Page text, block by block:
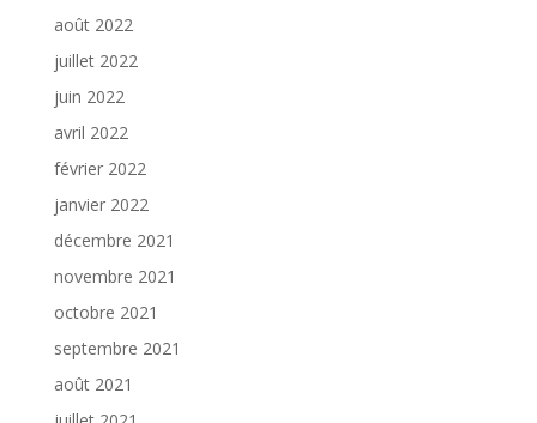
août 2022
juillet 2022
juin 2022
avril 2022
février 2022
janvier 2022
décembre 2021
novembre 2021
octobre 2021
septembre 2021
août 2021